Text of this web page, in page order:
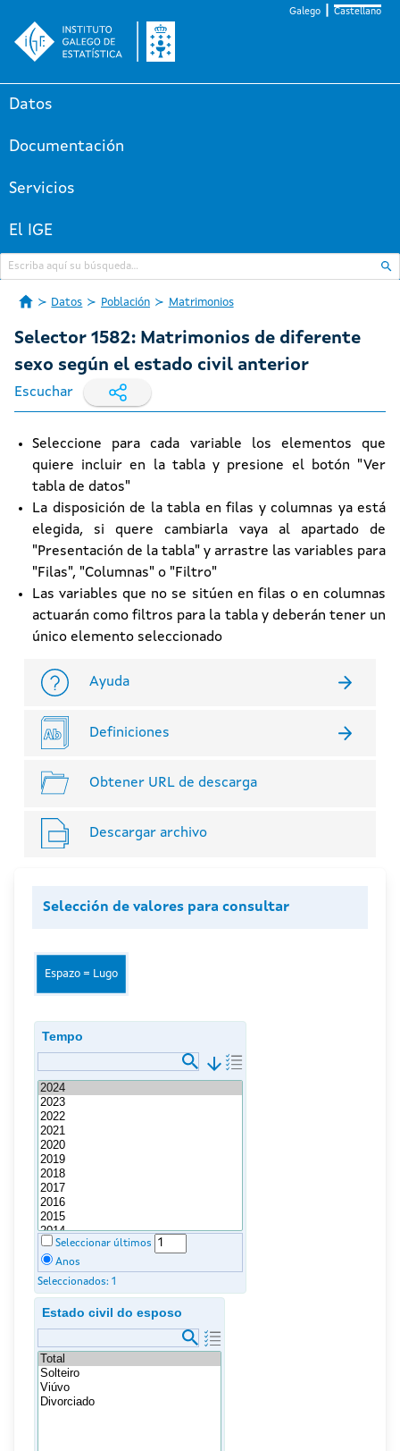
Galego Castellano
Datos
Documentación
Servicios
El IGE
Datos Población Matrimonios
Selector 1582: Matrimonios de diferente
sexo según el estado civil anterior
Escuchar
Seleccione para cada variable los elementos que
quiere incluir en la tabla y presione el botón "Ver
tabla de datos"
La disposición de la tabla en filas y columnas ya está
elegida, si quere cambiarla vaya al apartado de
"Presentación de la tabla" y arrastre las variables para
"Filas", "Columnas" o "Filtro"
Las variables que no se sitúen en filas o en columnas
actuarán como filtros para la tabla y deberán tener un
único elemento seleccionado
Ayuda
Definiciones
Obtener URL de descarga
Descargar archivo
Selección de valores para consultar
Espazo = Lugo
Tempo
arrow_downward
Seleccionar últimos
Anos
Seleccionados: 1
Estado civil do esposo